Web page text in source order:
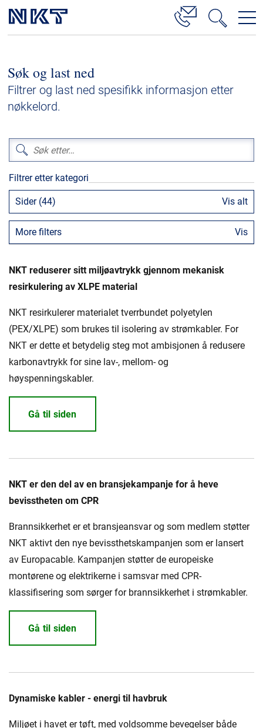
Høyspenningskabelløsninger
Kabelservice
Lavspenning
Høyspenningskabeltilbehør
Mellomspenningskabeltilbehør
Referanser
Nedlastinger
Presse og arrangementer
NKT ved første øyekast
Bærekraft
Søk og last ned
Filtrer og last ned spesifikk informasjon etter
nøkkelord.
Filtrer etter kategori
Sider (44) Vis alt
More filters Vis
NKT reduserer sitt miljøavtrykk gjennom mekanisk
resirkulering av XLPE material
NKT resirkulerer materialet tverrbundet polyetylen
(PEX/XLPE) som brukes til isolering av strømkabler. For
NKT er dette et betydelig steg mot ambisjonen å redusere
karbonavtrykk for sine lav-, mellom- og
høyspenningskabler.
Gå til siden
NKT er den del av en bransjekampanje for å heve
bevisstheten om CPR
Brannsikkerhet er et bransjeansvar og som medlem støtter
NKT aktivt den nye bevissthetskampanjen som er lansert
av Europacable. Kampanjen støtter de europeiske
montørene og elektrikerne i samsvar med CPR-
klassifisering som sørger for brannsikkerhet i strømkabler.
Gå til siden
Dynamiske kabler - energi til havbruk
Miljøet i havet er tøft, med voldsomme bevegelser både